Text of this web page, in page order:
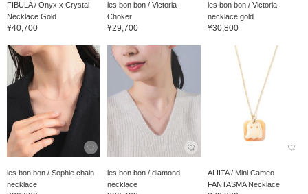
FIBULA / Onyx x Crystal
Necklace Gold
¥40,700
les bon bon / Victoria
Choker
¥29,700
les bon bon / Victoria
necklace gold
¥30,800
les bon bon / Sophie chain
necklace
les bon bon / diamond
necklace
ALIITA / Mini Cameo
FANTASMA Necklace